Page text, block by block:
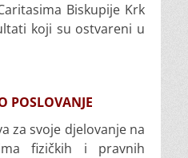
Biskupije Krk
koji su ostvareni u
POSLOVANJE
za svoje djelovanje na
fizičkih i pravnih